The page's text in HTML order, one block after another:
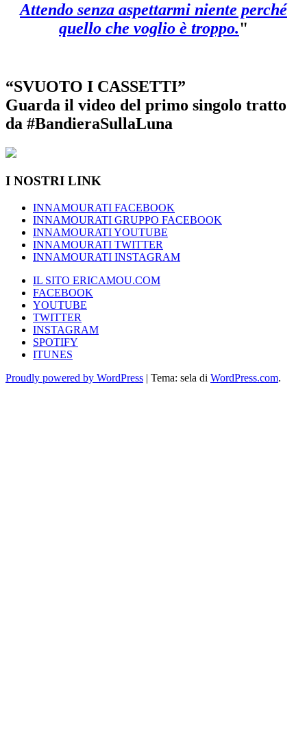
Attendo senza aspettarmi niente perché
quello che voglio è troppo."
“SVUOTO I CASSETTI”
Guarda il video del primo singolo tratto
da #BandieraSullaLuna
I NOSTRI LINK
INNAMOURATI FACEBOOK
INNAMOURATI GRUPPO FACEBOOK
INNAMOURATI YOUTUBE
INNAMOURATI TWITTER
INNAMOURATI INSTAGRAM
IL SITO ERICAMOU.COM
FACEBOOK
YOUTUBE
TWITTER
INSTAGRAM
SPOTIFY
ITUNES
Proudly powered by WordPress | Tema: sela di WordPress.com.